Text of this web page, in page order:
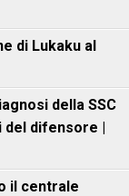
di Lukaku al
della SSC
del difensore |
il centrale